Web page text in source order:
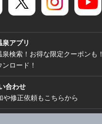
泉アプリ
検索！お得な限定クーポンも！
ロード！
合わせ
や修正依頼もこちらから